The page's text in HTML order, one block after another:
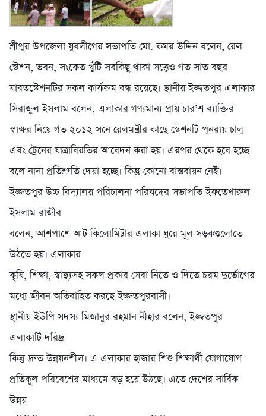
শ্রীপুর উপজেলা যুবলীগের সভাপতি মো. কমর উদ্দিন বলেন, রেল
স্টেশন, ভবন, সংকেত খুঁটি সবকিছু থাকা সত্ত্বেও গত সাত বছর
যাবতস্টেশনটির সকল কার্যক্রম বন্ধ রয়েছে। স্থানীয় ইজ্জতপুর এলাকার
সিরাজুল ইসলাম বলেন, এলাকার গণ্যমান্য প্রায় চার’শ ব্যাক্তির
স্বাক্ষর নিয়ে গত ২০১২ সনে রেলমন্ত্রীর কাছে স্টেশনটি পুনরায় চালু
এবং ট্রেনের যাত্রাবিরতির আবেদন করা হয়। এরপর থেকে হবে হচ্ছে
বলে নানা প্রতিশ্রুতি দেয়া হচ্ছে। কিন্তু কোনো বাস্তবায়ন নেই।
ইজ্জতপুর উচ্চ বিদ্যালয় পরিচালনা পরিষদের সভাপতি ইফতেখারুল
ইসলাম রাজীব
বলেন, আশপাশে আট কিলোমিটার এলাকা ঘুরে মূল সড়কগুলোতে
উঠতে হয়। এলাকার
কৃষি, শিক্ষা, স্বাস্থ্যসহ সকল প্রকার সেবা নিতে ও দিতে চরম দুর্ভোগের
মধ্যে জীবন অতিবাহিত করছে ইজ্জতপুরবাসী।
স্থানীয় ইউপি সদস্য মিজানুর রহমান নীহার বলেন, ইজ্জতপুর
এলাকাটি দরিদ্র
কিন্তু দ্রুত উন্নয়নশীল। এ এলাকার হাজার শিশু শিক্ষার্থী যোগাযোগ
প্রতিকূল পরিবেশের মাধ্যমে বড় হয়ে উঠছে। এতে দেশের সার্বিক
উন্নয়